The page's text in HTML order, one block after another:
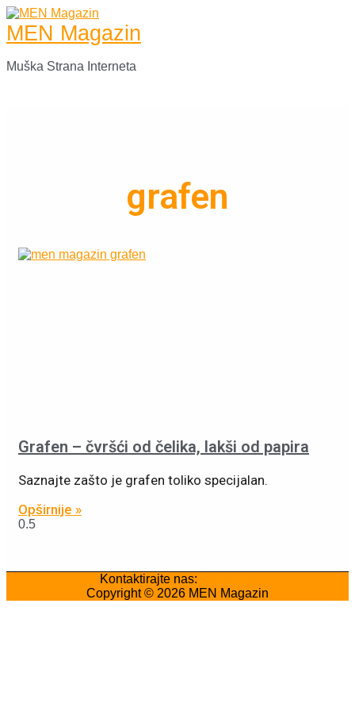
Skip
to
content
MEN Magazin
Muška Strana Interneta
grafen
Grafen – čvršći od čelika, lakši od papira
Saznajte zašto je grafen toliko specijalan.
Opširnije »
Kontaktirajte nas:
Copyright © 2026 MEN Magazin